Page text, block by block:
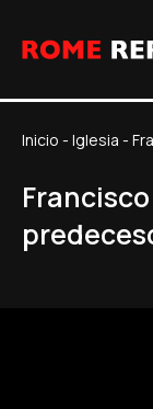
Inicio - Iglesia -